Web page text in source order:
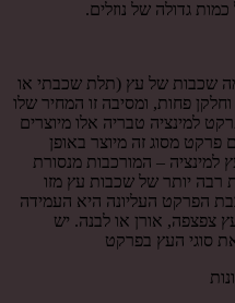
גדולה של נוזלים.
שכבות של עץ (תלת שכבתי או
פחות, ומסיבה זו המחיר שלו
למינציה טבריה אלו מיוצרים
פרקט מסוג זה מיוצר באופן
– המורכבות מנסורת
רבה יותר של שכבות עץ מזו
הפרקט העליונה היא העמידה
צפצפה, אורן או לבנה. יש
סוגי העץ בפרקט